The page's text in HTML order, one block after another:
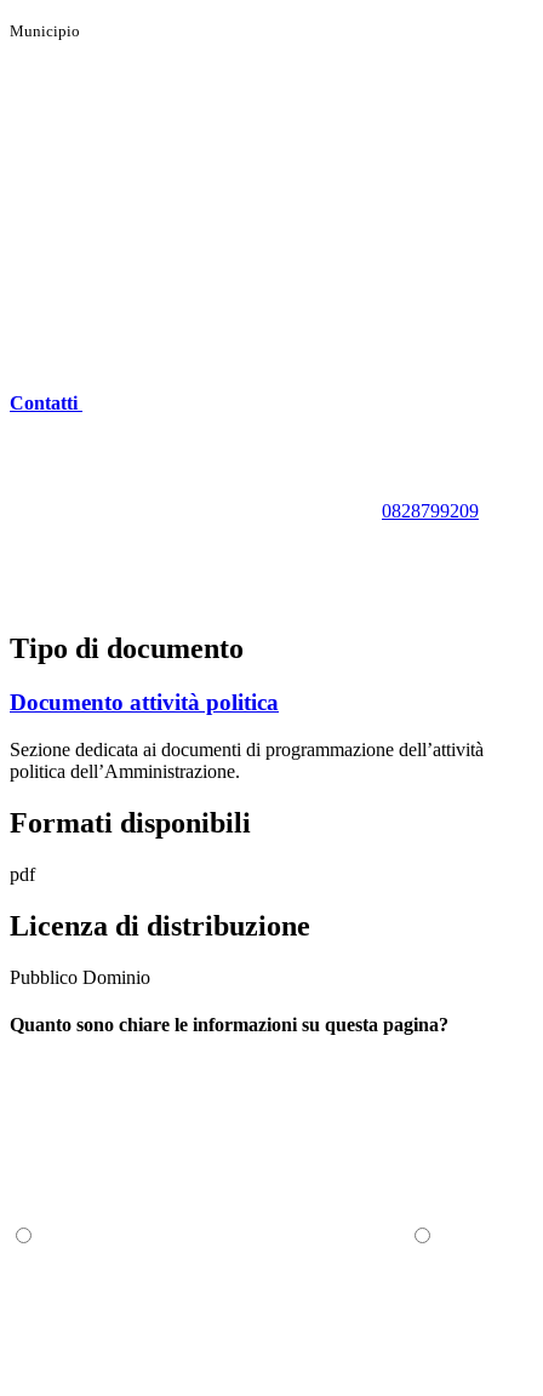
Municipio
Contatti
0828799209
Tipo di documento
Documento attività politica
Sezione dedicata ai documenti di programmazione dell’attività
politica dell’Amministrazione.
Formati disponibili
pdf
Licenza di distribuzione
Pubblico Dominio
Quanto sono chiare le informazioni su questa pagina?